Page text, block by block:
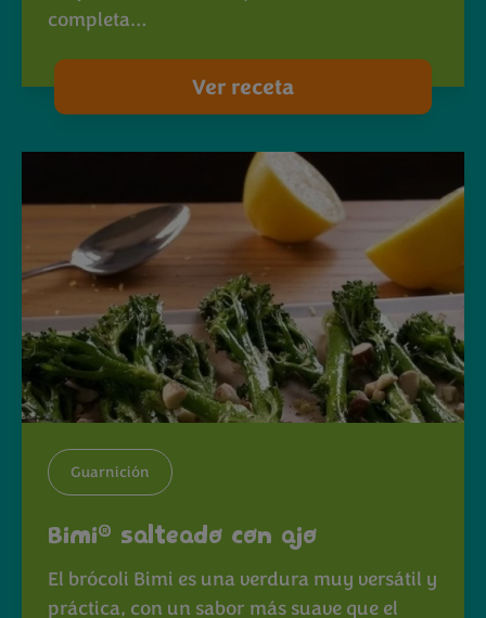
completa…
Ver receta
Guarnición
Bimi® salteado con ajo
El brócoli Bimi es una verdura muy versátil y
práctica, con un sabor más suave que el